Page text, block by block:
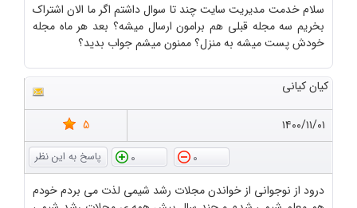
سلام خدمت مدیریت سایت چند تا سوال داشتم اگر ما الان اشتراک
بخریم سه مجله قبلی هم برامون ارسال میشه؟ بعد هر ماه مجله
خودش پست میشه به منزل؟ ممنون میشم جواب بدید؟
کیان کیانی
۱۴۰۰/۱۱/۰۱
5
0
0
درود از نوجوانی از خواندن مجلات رشد شیمی لذت می بردم خودم